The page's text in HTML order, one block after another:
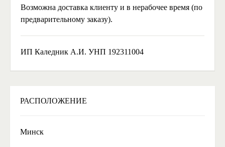
Возможна доставка клиенту и в нерабочее время (по
предварительному заказу).
ИП Каледник А.И. УНП 192311004
РАСПОЛОЖЕНИЕ
Минск